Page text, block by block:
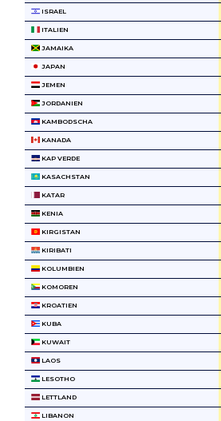
ISRAEL
ITALIEN
JAMAIKA
JAPAN
JEMEN
JORDANIEN
KAMBODSCHA
KANADA
KAP VERDE
KASACHSTAN
KATAR
KENIA
KIRGISTAN
KIRIBATI
KOLUMBIEN
KOMOREN
KROATIEN
KUBA
KUWAIT
LAOS
LESOTHO
LETTLAND
LIBANON